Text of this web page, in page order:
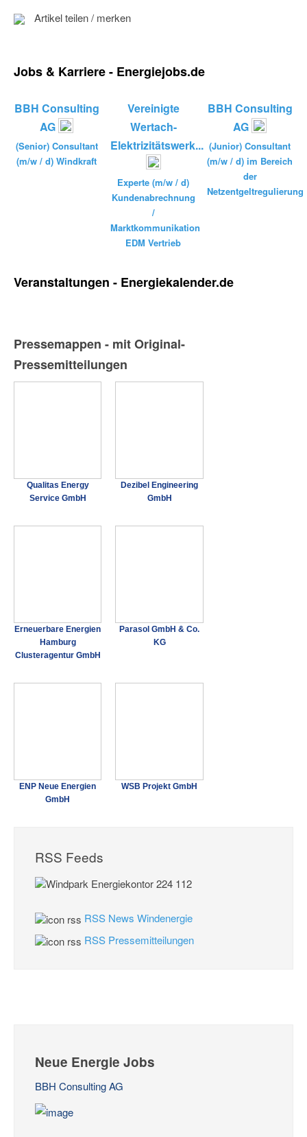
Artikel teilen / merken
Jobs & Karriere - Energiejobs.de
BBH Consulting
AG
(Senior) Consultant
(m/w / d) Windkraft
Vereinigte
Wertach-
Elektrizitätswerk...
Experte (m/w / d)
Kundenabrechnung
/
Marktkommunikation
EDM Vertrieb
BBH Consulting
AG
(Junior) Consultant
(m/w / d) im Bereich
der
Netzentgeltregulierung
Veranstaltungen - Energiekalender.de
Pressemappen - mit Original-
Pressemitteilungen
Qualitas Energy
Service GmbH
Dezibel Engineering
GmbH
Erneuerbare Energien
Hamburg
Clusteragentur GmbH
Parasol GmbH & Co.
KG
ENP Neue Energien
GmbH
WSB Projekt GmbH
RSS Feeds
RSS News Windenergie
RSS Pressemitteilungen
Neue Energie Jobs
BBH Consulting AG